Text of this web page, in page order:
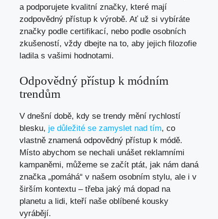
a podporujete kvalitní značky, které mají
zodpovědný přístup k výrobě. Ať už si vybíráte
značky podle certifikací, nebo podle osobních
zkušeností, vždy dbejte na to, aby jejich filozofie
ladila s vašimi hodnotami.
Odpovědný přístup k módním
trendům
V dnešní době, kdy se trendy mění rychlostí
blesku, je důležité se zamyslet nad tím, co
vlastně znamená odpovědný přístup k módě.
Místo abychom se nechali unášet reklamními
kampaněmi, můžeme se začít ptát, jak nám daná
značka „pomáhá“ v našem osobním stylu, ale i v
širším kontextu – třeba jaký má dopad na
planetu a lidi, kteří naše oblíbené kousky
vyrábějí.